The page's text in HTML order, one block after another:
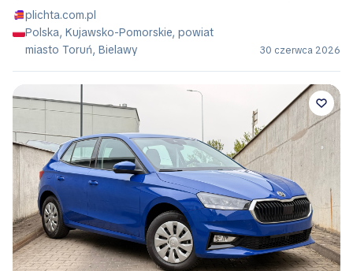
plichta.com.pl
Polska, Kujawsko-Pomorskie, powiat
miasto Toruń, Bielawy
30 czerwca 2026